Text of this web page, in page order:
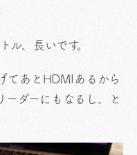
ル、長いです。
てあとHDMIあるから
ーダーにもなるし、と